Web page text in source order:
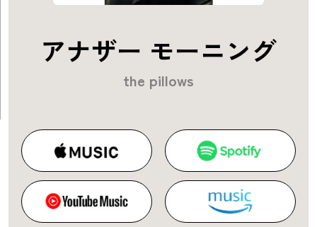
アナザー モーニング
the pillows